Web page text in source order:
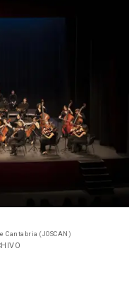
Cantabria (JOSCAN)